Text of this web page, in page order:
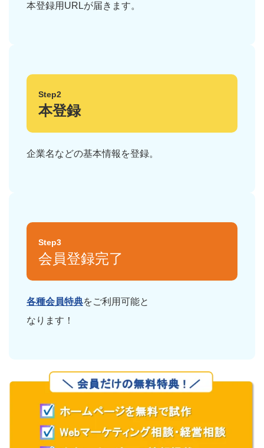
本登録用URLが届きます。
Step2
本登録
企業名などの基本情報を登録。
Step3
会員登録完了
各種会員特典をご利用可能と
なります！